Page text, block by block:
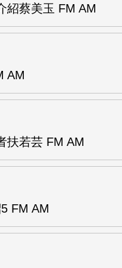
紹蔡美玉 FM AM
AM
扶若芸 FM AM
FM AM